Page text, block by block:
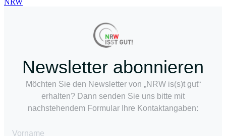
Newsletter abonnieren
Möchten Sie den Newsletter von „NRW is(s)t gut“
erhalten? Dann senden Sie uns bitte mit
nachstehendem Formular Ihre Kontaktangaben:
Vorname